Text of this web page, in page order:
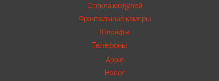
Стекла модулей
Фронтальные камеры
Шлейфы
Телефоны
Apple
Honor